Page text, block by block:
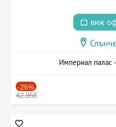
виж
Империал палас
-25%
42.95€